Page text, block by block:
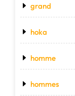
grand
hoka
homme
hommes